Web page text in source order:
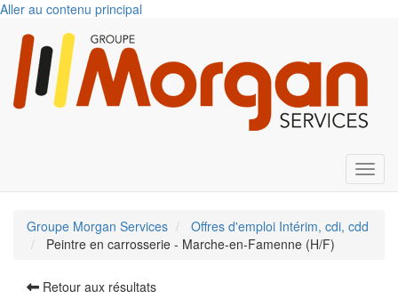
Aller au contenu principal
Groupe Morgan Services
Offres d'emploi Intérim, cdi, cdd
Peintre en carrosserie - Marche-en-Famenne (H/F)
Retour aux résultats